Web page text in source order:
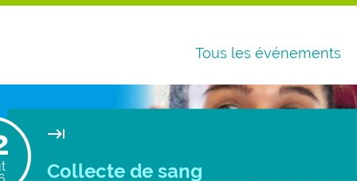
Tous les événements
keyboard_tab
Collecte de sang